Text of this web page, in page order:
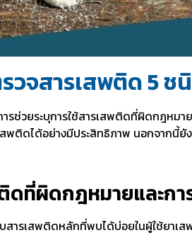
จสารเสพติด 5 ช
ช่วยระบุการใช้สารเสพติดที่ผิดกฎหมา
ติดได้อย่างมีประสิทธิภาพ นอกจากนี้
ติดที่ผิดกฎหมายและกา
สารเสพติดหลักที่พบได้บ่อยในผู้ใช้ยาเ